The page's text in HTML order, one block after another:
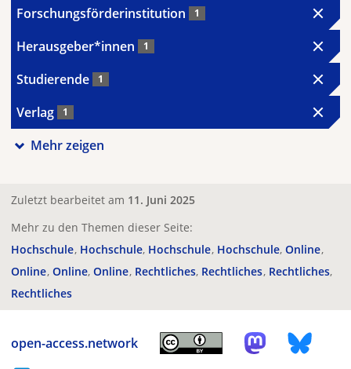
Forschungsförderinstitution 1
Herausgeber*innen 1
Studierende 1
Verlag 1
Mehr zeigen
Zuletzt bearbeitet am 11. Juni 2025
Mehr zu den Themen dieser Seite:
Hochschule Hochschule Hochschule Hochschule Online
Online Online Online Rechtliches Rechtliches Rechtliches
Rechtliches
open-access.network